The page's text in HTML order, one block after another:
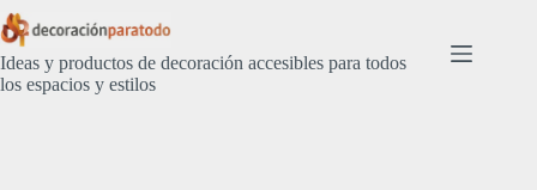
Saltar
al
contenido
Ideas y productos de decoración accesibles para todos
los espacios y estilos